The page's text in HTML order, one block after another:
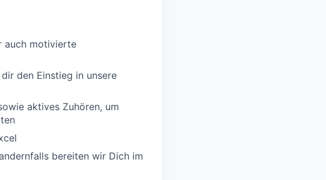
auch motivierte
den Einstieg in unsere
aktives Zuhören, um
bereiten wir Dich im